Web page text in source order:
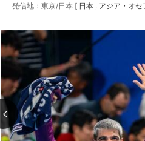
発信地：東京/日本 [ 日本 アジア・オセ